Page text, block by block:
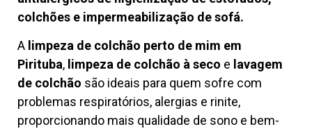
colchões e impermeabilização de sofá.
A limpeza de colchão perto de mim em
Pirituba, limpeza de colchão à seco e lavagem
de colchão são ideais para quem sofre com
problemas respiratórios, alergias e rinite,
proporcionando mais qualidade de sono e bem-